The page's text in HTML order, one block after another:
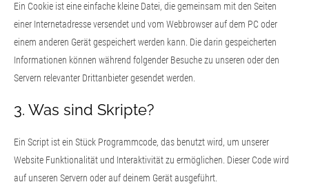
Ein Cookie ist eine einfache kleine Datei, die gemeinsam mit den Seiten
einer Internetadresse versendet und vom Webbrowser auf dem PC oder
einem anderen Gerät gespeichert werden kann. Die darin gespeicherten
Informationen können während folgender Besuche zu unseren oder den
Servern relevanter Drittanbieter gesendet werden.
3. Was sind Skripte?
Ein Script ist ein Stück Programmcode, das benutzt wird, um unserer
Website Funktionalität und Interaktivität zu ermöglichen. Dieser Code wird
auf unseren Servern oder auf deinem Gerät ausgeführt.